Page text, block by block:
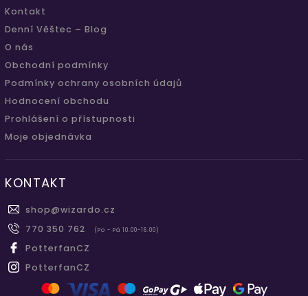
Kontakt
Denní Věštec – Blog
O nás
Obchodní podmínky
Podmínky ochrany osobních údajů
Hodnocení obchodu
Prohlášení o přístupnosti
Moje objednávka
KONTAKT
shop@wizardo.cz
770 350 762
(Po - Pá 10.00-16.00)
PotterfanCZ
PotterfanCZ